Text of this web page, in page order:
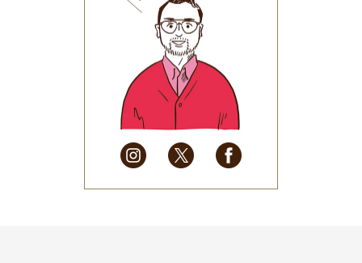
2025年8月(31)
2025年7月(37)
2025年6月(48)
2025年5月
(41)
2025年4月
(32)
2025年3月(31)
2025年2月
(28)